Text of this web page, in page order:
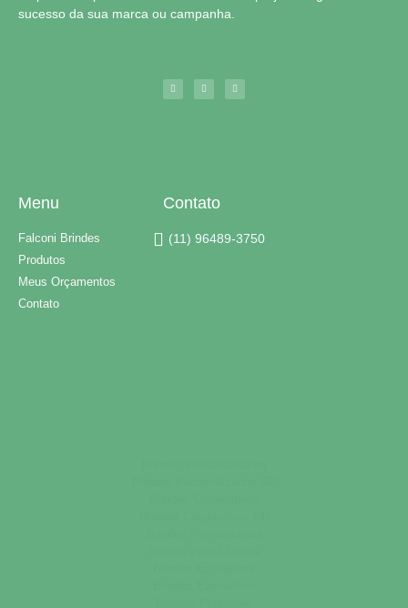
sucesso da sua marca ou campanha.
Menu
Falconi Brindes
Produtos
Meus Orçamentos
Contato
Contato
(11) 96489-3750